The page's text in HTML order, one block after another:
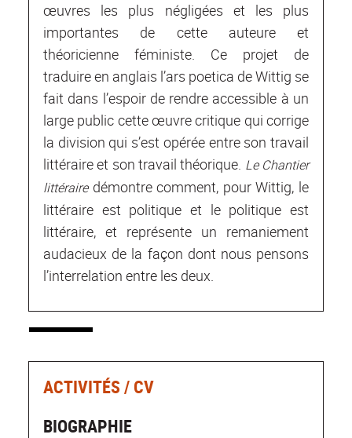
œuvres les plus négligées et les plus
importantes de cette auteure et
théoricienne féministe. Ce projet de
traduire en anglais l’ars poetica de Wittig se
fait dans l’espoir de rendre accessible à un
large public cette œuvre critique qui corrige
la division qui s’est opérée entre son travail
littéraire et son travail théorique. Le Chantier
littérairedémontre comment, pour Wittig, le
littéraire est politique et le politique est
littéraire, et représente un remaniement
audacieux de la façon dont nous pensons
l’interrelation entre les deux.
ACTIVITÉS / CV
BIOGRAPHIE